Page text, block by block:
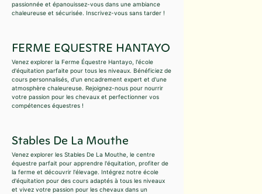
passionnée et épanouissez-vous dans une ambiance
chaleureuse et sécurisée. Inscrivez-vous sans tarder !
FERME EQUESTRE HANTAYO
Venez explorer la Ferme Équestre Hantayo, l'école
d'équitation parfaite pour tous les niveaux. Bénéficiez de
cours personnalisés, d'un encadrement expert et d'une
atmosphère chaleureuse. Rejoignez-nous pour nourrir
votre passion pour les chevaux et perfectionner vos
compétences équestres !
Stables De La Mouthe
Venez explorer les Stables De La Mouthe, le centre
équestre parfait pour apprendre l'équitation, profiter de
la ferme et découvrir l'élevage. Intégrez notre école
d'équitation pour des cours adaptés à tous les niveaux
et vivez votre passion pour les chevaux dans un